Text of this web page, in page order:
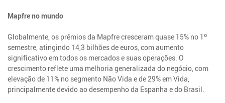
Mapfre no mundo
Globalmente, os prêmios da Mapfre cresceram quase 15% no 1º
semestre, atingindo 14,3 bilhões de euros, com aumento
significativo em todos os mercados e suas operações. O
crescimento reflete uma melhoria generalizada do negócio, com
elevação de 11% no segmento Não Vida e de 29% em Vida,
principalmente devido ao desempenho da Espanha e do Brasil.